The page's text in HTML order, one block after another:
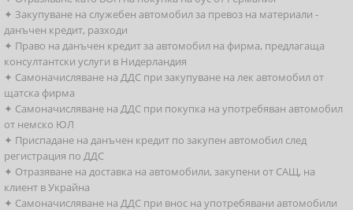
✦ Закупуване на служебен автомобил за превоз на материали -
данъчен кредит, разходи
✦ Право на данъчен кредит за автомобил на фирма, предлагаща
консултантски услуги в Нидерландия
✦ Самоначисляване на ДДС при закупуване на лек автомобил от
щатска фирма
✦ Самоначисляване на ДДС при покупка на употребяван автомобил
от немско ЮЛ
✦ Приспадане на данъчен кредит по закупен автомобил след
регистрация по ДДС
✦ Отразяване на доставка на автомобили, закупени от САЩ, на
клиент в Украйна
✦ Самоначисляване на ДДС при внос на употребявани автомобили